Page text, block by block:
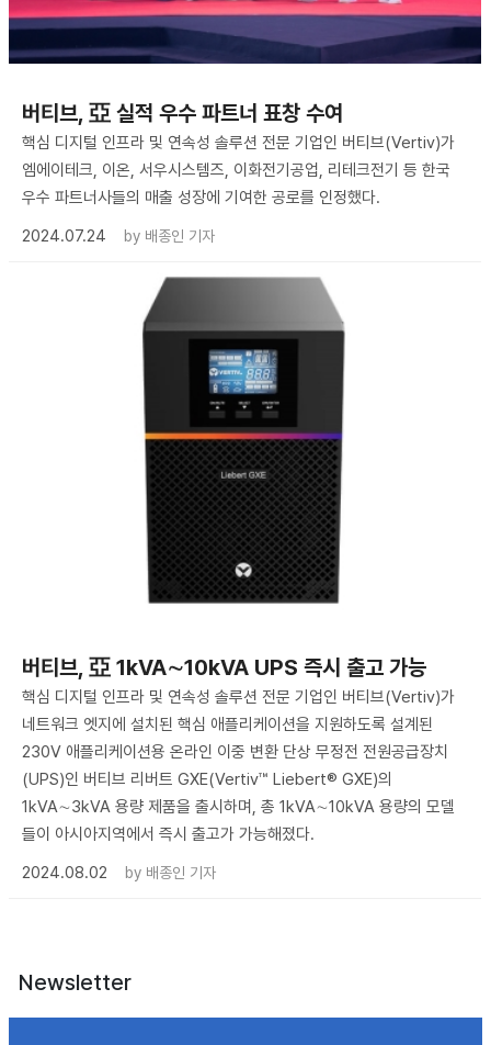
버티브, 亞 실적 우수 파트너 표창 수여
핵심 디지털 인프라 및 연속성 솔루션 전문 기업인 버티브(Vertiv)가
엠에이테크, 이온, 서우시스템즈, 이화전기공업, 리테크전기 등 한국
우수 파트너사들의 매출 성장에 기여한 공로를 인정했다.
2024.07.24
by 배종인 기자
버티브, 亞 1kVA∼10kVA UPS 즉시 출고 가능
핵심 디지털 인프라 및 연속성 솔루션 전문 기업인 버티브(Vertiv)가
네트워크 엣지에 설치된 핵심 애플리케이션을 지원하도록 설계된
230V 애플리케이션용 온라인 이중 변환 단상 무정전 전원공급장치
(UPS)인 버티브 리버트 GXE(Vertiv™ Liebert® GXE)의
1kVA∼3kVA 용량 제품을 출시하며, 총 1kVA∼10kVA 용량의 모델
들이 아시아지역에서 즉시 출고가 가능해졌다.
2024.08.02
by 배종인 기자
Newsletter